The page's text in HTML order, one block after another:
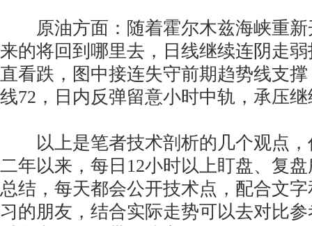
原油方面：随着霍尔木兹海峡重新
来的将回到哪里去，日线继续连阴走
直看跌，图中接连失守前期趋势线支
线72，日内反弹留意小时中轨，承压
以上是笔者技术剖析的几个观点，
二年以来，每日12小时以上盯盘、复
总结，每天都会公开技术点，配合文
习的朋友，结合实际走势可以去对比